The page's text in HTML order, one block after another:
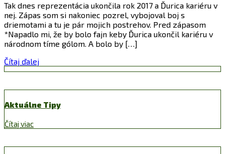
Tak dnes reprezentácia ukončila rok 2017 a Ďurica kariéru v
nej. Zápas som si nakoniec pozrel, vybojoval boj s
driemotami a tu je pár mojich postrehov. Pred zápasom
*Napadlo mi, že by bolo fajn keby Ďurica ukončil kariéru v
národnom tíme gólom. A bolo by […]
Čítaj ďalej
Aktuálne Tipy
Čítaj viac